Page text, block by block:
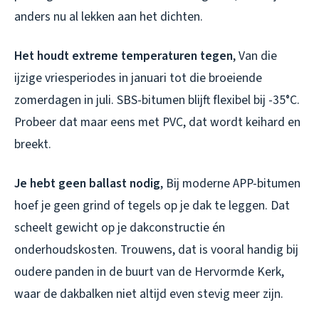
anders nu al lekken aan het dichten.
Het houdt extreme temperaturen tegen, Van die
ijzige vriesperiodes in januari tot die broeiende
zomerdagen in juli. SBS-bitumen blijft flexibel bij -35°C.
Probeer dat maar eens met PVC, dat wordt keihard en
breekt.
Je hebt geen ballast nodig, Bij moderne APP-bitumen
hoef je geen grind of tegels op je dak te leggen. Dat
scheelt gewicht op je dakconstructie én
onderhoudskosten. Trouwens, dat is vooral handig bij
oudere panden in de buurt van de Hervormde Kerk,
waar de dakbalken niet altijd even stevig meer zijn.